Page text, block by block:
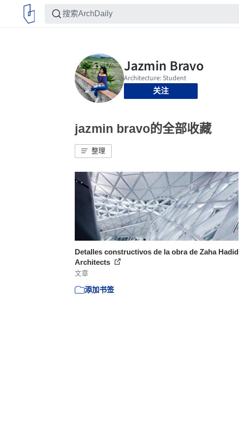
关注
jazmin bravo的全部收藏
整理
Detalles constructivos de la obra de Zaha Hadid
Architects
文章
添加书签